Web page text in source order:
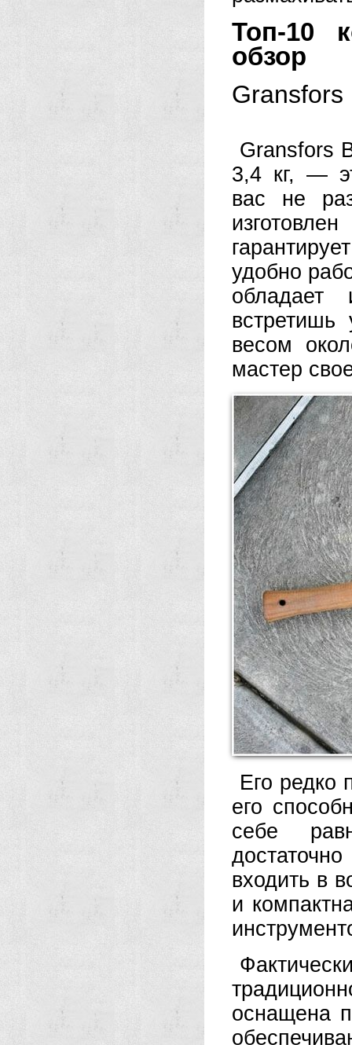
Топ-10
обзор
Gransfors
Gransfors
3,4 кг, —
вас не
удобно
обладает
весом
мастер
Его редко
его
себе
входить в
и
оснащена